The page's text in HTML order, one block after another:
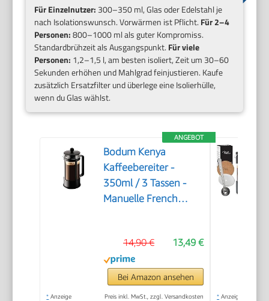
Für Einzelnutzer: 300–350 ml, Glas oder Edelstahl je
nach Isolationswunsch. Vorwärmen ist Pflicht. Für 2–4
Personen:800–1000 ml als guter Kompromiss.
Standardbrühzeit als Ausgangspunkt. Für viele
Personen: 1,2–1,5 l, am besten isoliert, Zeit um 30–60
Sekunden erhöhen und Mahlgrad feinjustieren. Kaufe
zusätzlich Ersatzfilter und überlege eine Isolierhülle,
wenn du Glas wählst.
ANGEBOT
Bodum Kenya
Kaffeebereiter -
350ml / 3 Tassen -
Manuelle French
Edelstahl -
Spülmaschinenfest -
Made in Portugal
13,49 €
14,90 €
Bei Amazon ansehen
* Anzeige Preis inkl. MwSt., zzgl. Versandkosten * Anzeige